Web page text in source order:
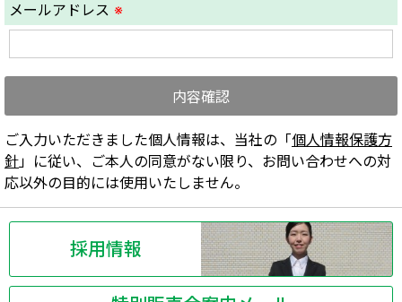
メールアドレス ※
ご入力いただきました個人情報は、当社の「個人情報保護方
針」に従い、ご本人の同意がない限り、お問い合わせへの対
応以外の目的には使用いたしません。
採用情報